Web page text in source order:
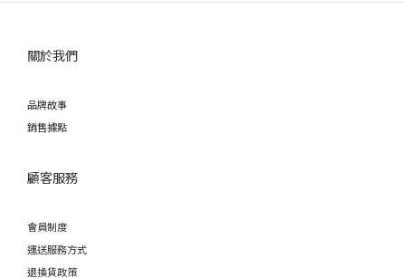
關於我們
品牌故事
銷售據點
顧客服務
會員制度
運送服務方式
退換貨政策